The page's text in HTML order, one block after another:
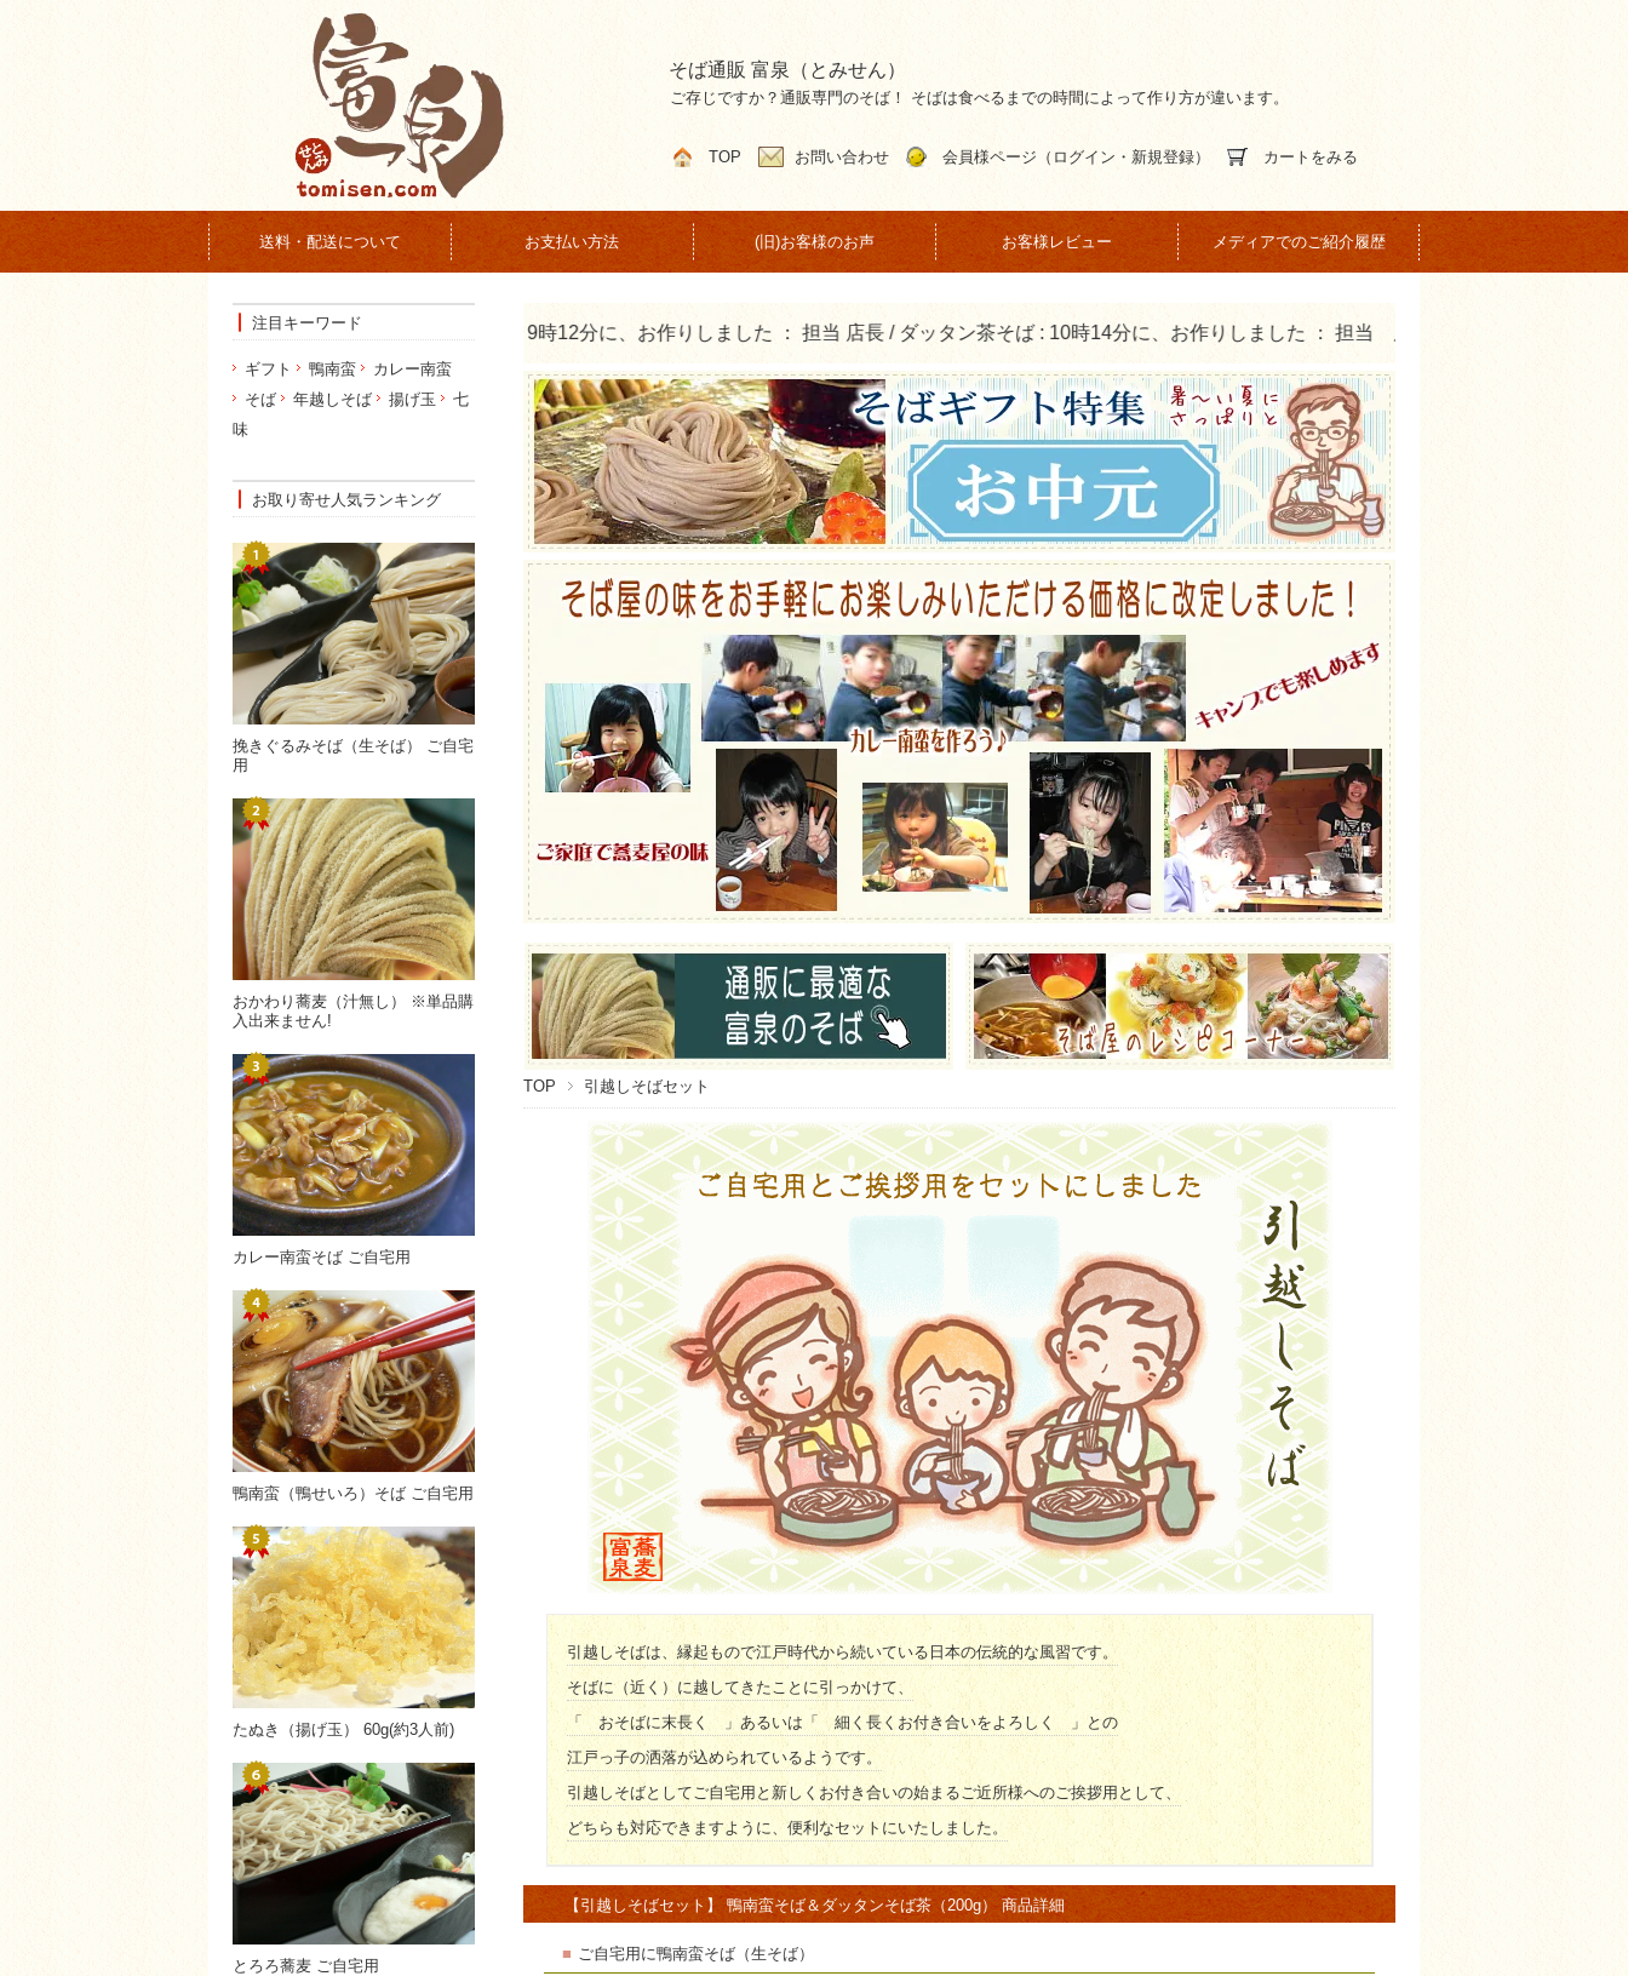
そば通販 富泉（とみせん）
ご存じですか？通販専門のそば！ そばは食べるまでの時間によって作り方が違います。
TOP お問い合わせ 会員様ページ（ログイン・新規登録） カートをみる
送料・配送について お支払い方法 (旧)お客様のお声 お客様レビュー メディアでのご紹介履歴
TOP 引越しそばセット
引越しそばは、縁起もので江戸時代から続いている日本の伝統的な風習です。
そばに（近く）に越してきたことに引っかけて、
「 おそばに末長く 」あるいは「 細く長くお付き合いをよろしく 」との
江戸っ子の洒落が込められているようです。
引越しそばとしてご自宅用と新しくお付き合いの始まるご近所様へのご挨拶用として、
どちらも対応できますように、便利なセットにいたしました。
【引越しそばセット】 鴨南蛮そば＆ダッタンそば茶（200g） 商品詳細
■ ご自宅用に鴨南蛮そば（生そば）
注目キーワード
ギフト 鴨南蛮
カレー南蛮
そば
年越しそば 揚げ玉
七
味
お取り寄せ人気ランキング
挽きぐるみそば（生そば） ご自宅
用
おかわり蕎麦（汁無し） ※単品購
入出来ません!
カレー南蛮そば ご自宅用
鴨南蛮（鴨せいろ）そば ご自宅用
たぬき（揚げ玉） 60g(約3人前)
とろろ蕎麦 ご自宅用